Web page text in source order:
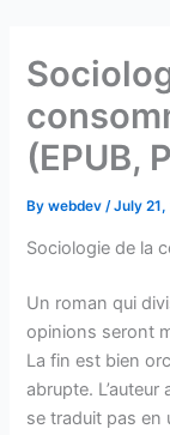
content
(EPUB,
Bywebdev /July 21,
Sociologie de la
Un roman qui
opinions seront
La fin est bien
abrupte.
se traduit pas en